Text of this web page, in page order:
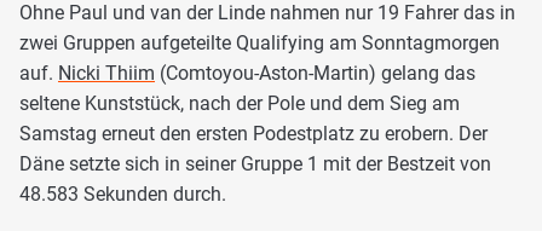
Ohne Paul und van der Linde nahmen nur 19 Fahrer das in
zwei Gruppen aufgeteilte Qualifying am Sonntagmorgen
auf. Nicki Thiim (Comtoyou-Aston-Martin) gelang das
seltene Kunststück, nach der Pole und dem Sieg am
Samstag erneut den ersten Podestplatz zu erobern. Der
Däne setzte sich in seiner Gruppe 1 mit der Bestzeit von
48.583 Sekunden durch.